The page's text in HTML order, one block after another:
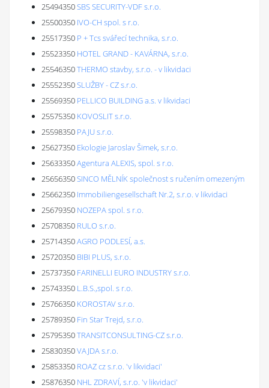
25494350SBS SECURITY-VDF s.r.o.
25500350 IVO-CH spol. s r.o.
25517350 P + Tcs svářecí technika, s.r.o.
25523350 HOTEL GRAND - KAVÁRNA, s.r.o.
25546350THERMO stavby, s.r.o. - v likvidaci
25552350SLUŽBY - CZ s.r.o.
25569350 PELLICO BUILDING a.s. v likvidaci
25575350 KOVOSLIT s.r.o.
25598350 PAJU s.r.o.
25627350 Ekologie Jaroslav Šimek, s.r.o.
25633350Agentura ALEXIS, spol. s r.o.
25656350SINCO MĚLNÍK společnost s ručením omezeným
25662350 Immobiliengesellschaft Nr.2, s.r.o. v likvidaci
25679350 NOZEPA spol. s r.o.
25708350 RULO s.r.o.
25714350AGRO PODLESÍ, a.s.
25720350 BIBI PLUS, s.r.o.
25737350 FARINELLI EURO INDUSTRY s.r.o.
25743350 L.B.S.,spol. s r.o.
25766350 KOROSTAV s.r.o.
25789350 Fin Star Trejd, s.r.o.
25795350TRANSITCONSULTING-CZ s.r.o.
25830350VAJDA s.r.o.
25853350 ROAZ cz s.r.o. 'v likvidaci'
25876350 NHL ZDRAVÍ, s.r.o. 'v likvidaci'